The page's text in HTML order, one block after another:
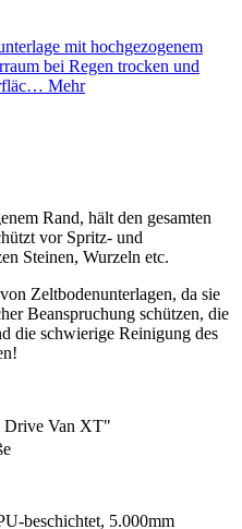
mit hochgezogenem
bei Regen trocken und
Mehr
Rand, hält den gesamten
vor Spritz- und
Steinen, Wurzeln etc.
Zeltbodenunterlagen, da sie
Beanspruchung schützen, die
die schwierige Reinigung des
Drive Van XT"
beschichtet, 5.000mm